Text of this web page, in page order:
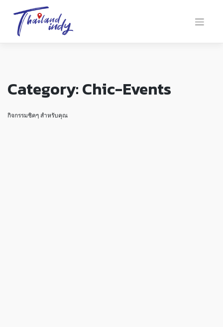
Category:Chic-Events
กิจกรรมชิคๆ สำหรับคุณ